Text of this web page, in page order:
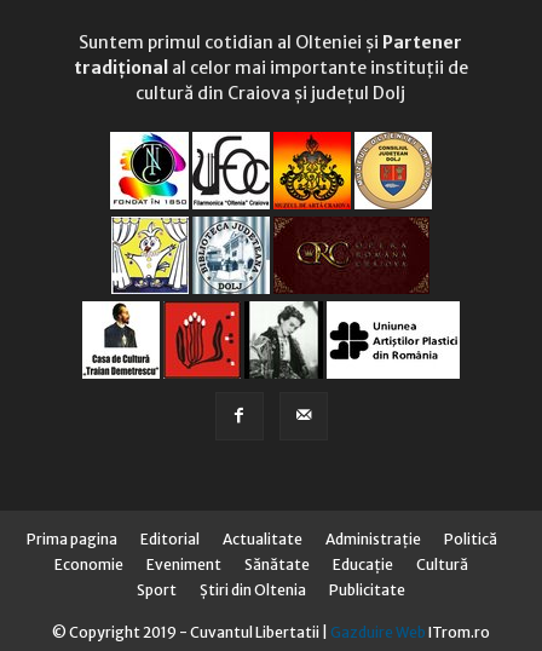
Suntem primul cotidian al Olteniei și Partener
tradițional al celor mai importante instituții de
cultură din Craiova și județul Dolj
Prima pagina Editorial Actualitate Administraţie
Politică
Economie
Eveniment Sănătate Educaţie
Cultură
Sport
Știri din Oltenia Publicitate
© Copyright 2019 - Cuvantul Libertatii | Gazduire Web ITrom.ro